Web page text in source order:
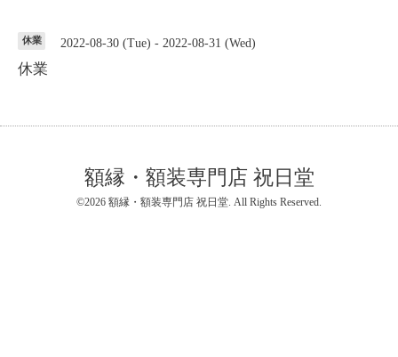
休業 2022-08-30 (Tue) - 2022-08-31 (Wed)
休業
額縁・額装専門店 祝日堂
©2026 額縁・額装専門店 祝日堂 . All Rights Reserved.